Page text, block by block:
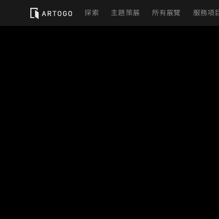
探索 主題策展 所有展覽 服務項